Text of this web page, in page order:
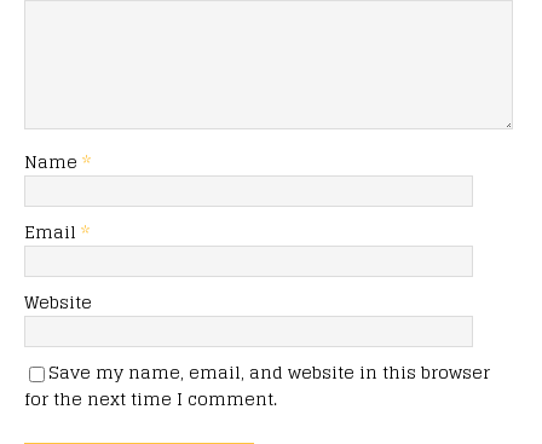
Name *
Email *
Website
Save my name, email, and website in this browser
for the next time I comment.